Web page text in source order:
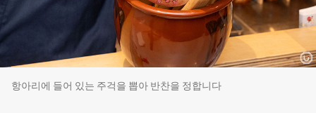
항아리에 들어 있는 주걱을 뽑아 반찬을 정합니다